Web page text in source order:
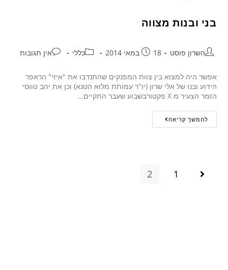
בני ובנות מצווה
השרון פוסט 18 במאי 2014 כללי אין תגובות
אפשר היה למצוא בין צוות המפנקים שהתנדבו את "איזי" הראפר
הידוע ובנו של אלי שרון (יו"ר עמותת מלוא הטנא) וכן את יהב טווסי
הזמר הצעיר מ X פקטורבשבוע שעבר התקיים…
להמשך קריאה
1
2